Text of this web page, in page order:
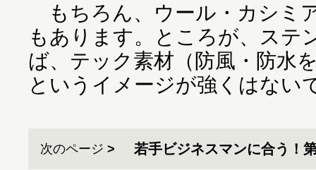
もちろん、ウール・カシミ
もあります。ところが、ステ
ば、テック素材（防風・防水
というイメージが強くはない
次のページ 若手ビジネスマンに合う！